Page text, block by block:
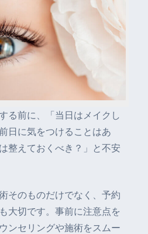
る前に、「当日はメイクし
日に気をつけることはあ
整えておくべき？」と不安
そのものだけでなく、予約
大切です。事前に注意点を
ンセリングや施術をスムー